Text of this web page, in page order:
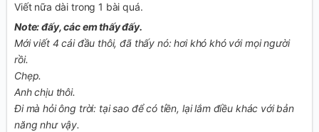
Viết nữa dài trong 1 bài quá.
Note: đấy, các em thấy đấy.
Mới viết 4 cái đầu thôi, đã thấy nó: hơi khó khó với mọi người
rồi.
Chẹp.
Anh chịu thôi.
Đi mà hỏi ông trời: tại sao để có tiền, lại lắm điều khác với bản
năng như vậy.